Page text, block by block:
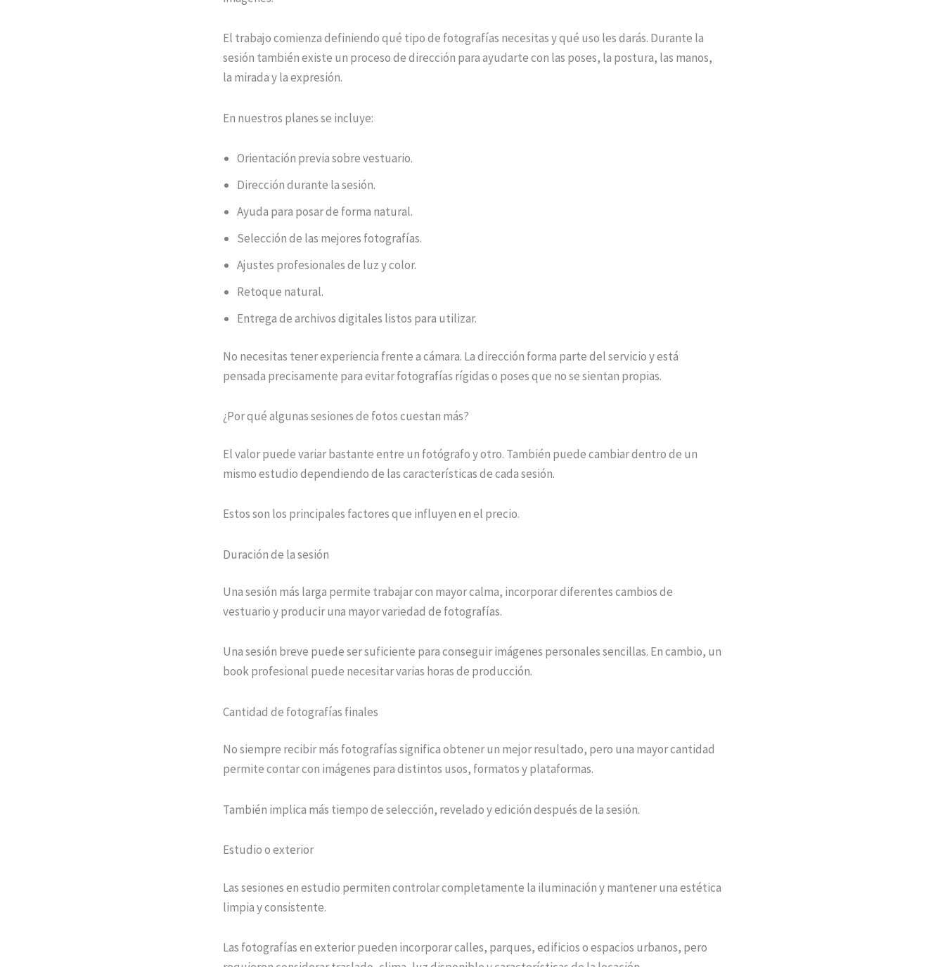
El trabajo comienza definiendo qué tipo de fotografías necesitas y qué uso les darás. Durante la
sesión también existe un proceso de dirección para ayudarte con las poses, la postura, las manos,
la mirada y la expresión.
En nuestros planes se incluye:
Orientación previa sobre vestuario.
Dirección durante la sesión.
Ayuda para posar de forma natural.
Selección de las mejores fotografías.
Ajustes profesionales de luz y color.
Retoque natural.
Entrega de archivos digitales listos para utilizar.
No necesitas tener experiencia frente a cámara. La dirección forma parte del servicio y está
pensada precisamente para evitar fotografías rígidas o poses que no se sientan propias.
¿Por qué algunas sesiones de fotos cuestan más?
El valor puede variar bastante entre un fotógrafo y otro. También puede cambiar dentro de un
mismo estudio dependiendo de las características de cada sesión.
Estos son los principales factores que influyen en el precio.
Duración de la sesión
Una sesión más larga permite trabajar con mayor calma, incorporar diferentes cambios de
vestuario y producir una mayor variedad de fotografías.
Una sesión breve puede ser suficiente para conseguir imágenes personales sencillas. En cambio, un
book profesional puede necesitar varias horas de producción.
Cantidad de fotografías finales
No siempre recibir más fotografías significa obtener un mejor resultado, pero una mayor cantidad
permite contar con imágenes para distintos usos, formatos y plataformas.
También implica más tiempo de selección, revelado y edición después de la sesión.
Estudio o exterior
Las sesiones en estudio permiten controlar completamente la iluminación y mantener una estética
limpia y consistente.
Las fotografías en exterior pueden incorporar calles, parques, edificios o espacios urbanos, pero